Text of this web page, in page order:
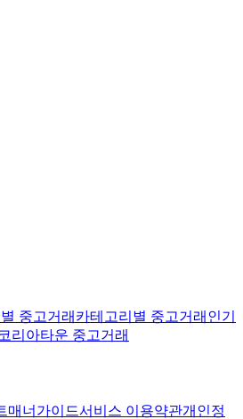
중고거래 카테고리별 중고거래 인기
코리아타운 중고거래
매너가이드서비스 이용약관개인정